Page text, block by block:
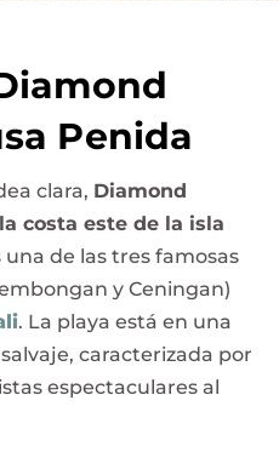
Penida
clara, Diamond
costa este de la isla
una de las tres famosas
y Ceningan)
. La playa está en una
caracterizada por
espectaculares al